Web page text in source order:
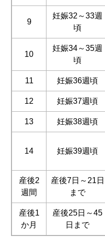
9
妊娠32～33週
頃
10
妊娠34～35週
頃
11 妊娠36週頃
12 妊娠37週頃
13 妊娠38週頃
14 妊娠39週頃
産後2
週間
産後7日～21日
まで
産後1
か月
産後25日～45
日まで